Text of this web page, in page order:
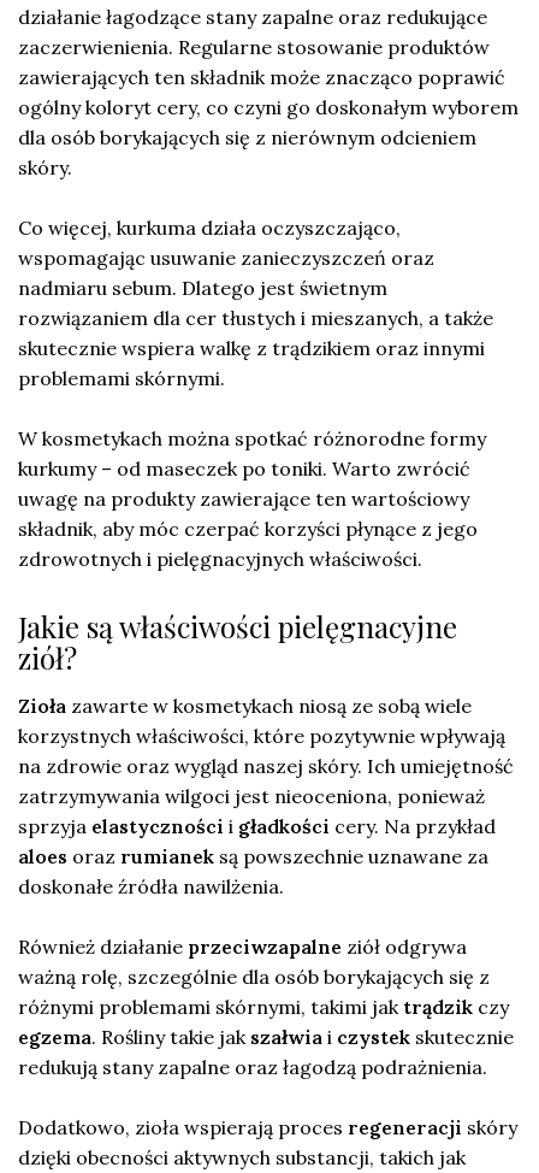
działanie łagodzące stany zapalne oraz redukujące
zaczerwienienia. Regularne stosowanie produktów
zawierających ten składnik może znacząco poprawić
ogólny koloryt cery, co czyni go doskonałym wyborem
dla osób borykających się z nierównym odcieniem
skóry.
Co więcej, kurkuma działa oczyszczająco,
wspomagając usuwanie zanieczyszczeń oraz
nadmiaru sebum. Dlatego jest świetnym
rozwiązaniem dla cer tłustych i mieszanych, a także
skutecznie wspiera walkę z trądzikiem oraz innymi
problemami skórnymi.
W kosmetykach można spotkać różnorodne formy
kurkumy – od maseczek po toniki. Warto zwrócić
uwagę na produkty zawierające ten wartościowy
składnik, aby móc czerpać korzyści płynące z jego
zdrowotnych i pielęgnacyjnych właściwości.
Jakie są właściwości pielęgnacyjne
ziół?
Zioła zawarte w kosmetykach niosą ze sobą wiele
korzystnych właściwości, które pozytywnie wpływają
na zdrowie oraz wygląd naszej skóry. Ich umiejętność
zatrzymywania wilgoci jest nieoceniona, ponieważ
sprzyja elastyczności i gładkości cery. Na przykład
aloes oraz rumianek są powszechnie uznawane za
doskonałe źródła nawilżenia.
Również działanie przeciwzapalne ziół odgrywa
ważną rolę, szczególnie dla osób borykających się z
różnymi problemami skórnymi, takimi jak trądzik czy
egzema. Rośliny takie jak szałwia i czystek skutecznie
redukują stany zapalne oraz łagodzą podrażnienia.
Dodatkowo, zioła wspierają proces regeneracji skóry
dzięki obecności aktywnych substancji, takich jak